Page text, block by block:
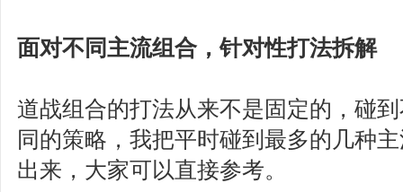
面对不同主流组合，针对性打法拆解
道战组合的打法从来不是固定的，碰
同的策略，我把平时碰到最多的几种
出来，大家可以直接参考。